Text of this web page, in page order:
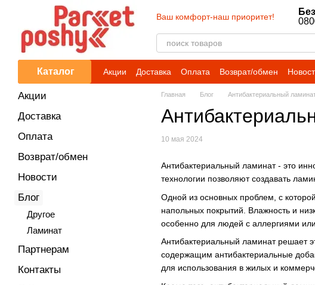
Перейти к основному контенту
Ваш комфорт-наш приоритет!
Каталог Акции Доставка Оплата Возврат/обмен
Главная Блог Антибактериальный
10 мая 2024
Антибактериальный ламинат - это
технологии позволяют создавать
Одной из основных проблем, с
напольных покрытий. Влажность и
особенно для людей с аллергиями
Антибактериальный ламинат решает
содержащим антибактериальные
для использования в жилых и
Акции
Доставка
Оплата
Возврат/обмен
Новости
Блог
Другое
Ламинат
Партнерам
Контакты